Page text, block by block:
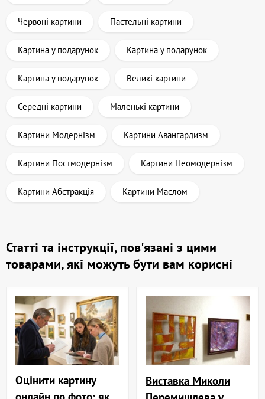
Червоні картини Пастельні картини
Картина у подарунок Картина у подарунок
Картина у подарунок Великі картини
Середні картини Маленькі картини
Картини Модернізм Картини Авангардизм
Картини Постмодернізм Картини Неомодернізм
Картини Абстракція Картини Маслом
Статті та інструкції, пов'язані з цими
товарами, які можуть бути вам корисні
Оцінити картину
Виставка Миколи